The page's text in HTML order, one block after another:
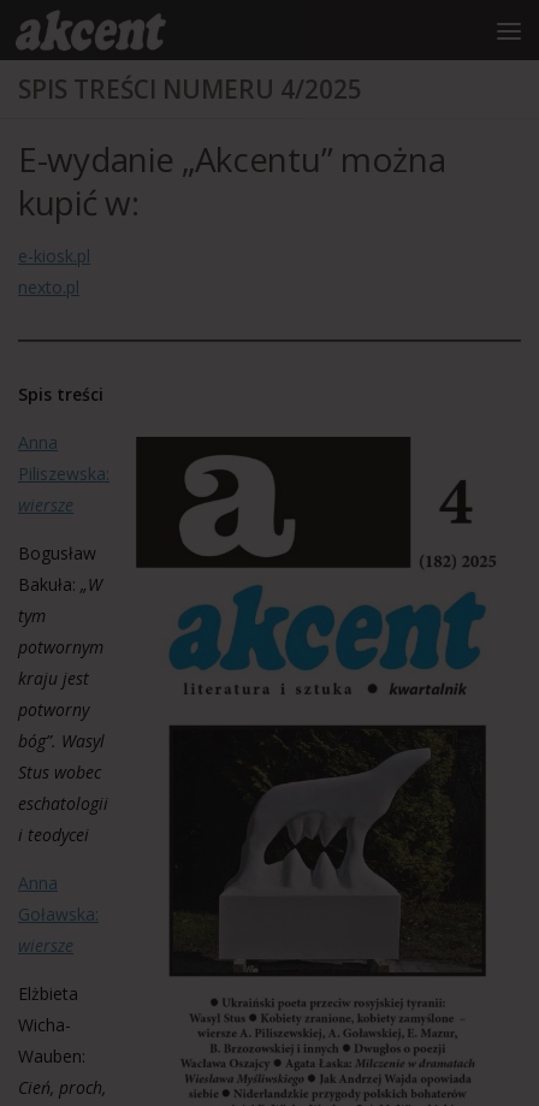
treści
Przejdź do treści
SPIS TREŚCI NUMERU 4/2025
E-wydanie „Akcentu” można
kupić w:
e-kiosk.pl
nexto.pl
Spis treści
Anna
Piliszewska:
wiersze
Bogusław
Bakuła: „W
tym
potwornym
kraju jest
potworny
bóg”. Wasyl
Stus wobec
eschatologii
i teodycei
Anna
Goławska:
wiersze
Elżbieta
Wicha-
Wauben:
Cień, proch,